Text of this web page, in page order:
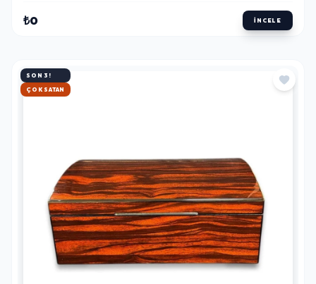
₺0 İNCELE
SON 3!
HIZLI KARGO